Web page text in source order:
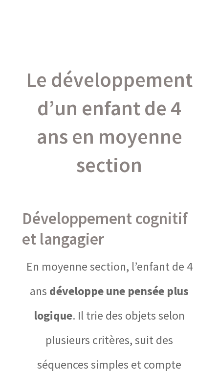
Le développement
d’un enfant de 4
ans en moyenne
section
Développement cognitif
et langagier
En moyenne section, l’enfant de 4
ans développe une pensée plus
logique. Il trie des objets selon
plusieurs critères, suit des
séquences simples et compte